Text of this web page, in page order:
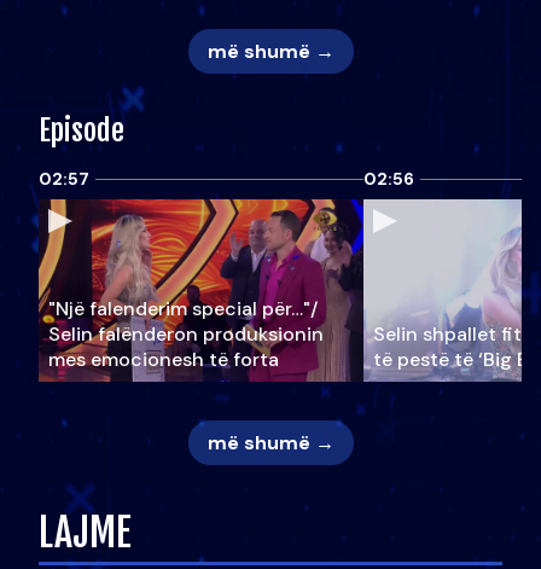
më shumë →
Episode
02:57
"Një falenderim special për…"/
Selin falënderon produksionin
mes emocionesh të forta
02:56
Selin shpallet
të pestë të ‘Big
më shumë →
LAJME